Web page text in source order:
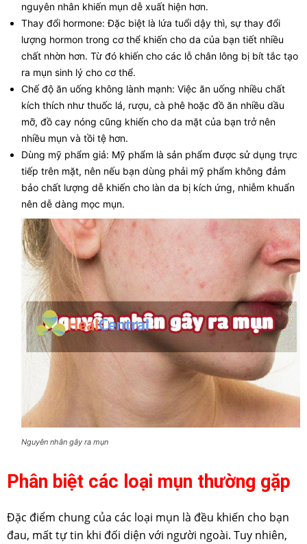
nguyên nhân khiến mụn dễ xuất hiện hơn.
Thay đổi hormone: Đặc biệt là lứa tuổi dậy thì, sự thay đổi
lượng hormon trong cơ thể khiến cho da của bạn tiết nhiều
chất nhờn hơn. Từ đó khiến cho các lỗ chân lông bị bít tắc tạo
ra mụn sinh lý cho cơ thể.
Chế độ ăn uống không lành mạnh: Việc ăn uống nhiều chất
kích thích như thuốc lá, rượu, cà phê hoặc đồ ăn nhiều dầu
mỡ, đồ cay nóng cũng khiến cho da mặt của bạn trở nên
nhiều mụn và tồi tệ hơn.
Dùng mỹ phẩm giả: Mỹ phẩm là sản phẩm được sử dụng trực
tiếp trên mặt, nên nếu bạn dùng phải mỹ phẩm không đảm
bảo chất lượng dễ khiến cho làn da bị kích ứng, nhiễm khuẩn
nên dễ dàng mọc mụn.
Nguyên nhân gây ra mụn
Phân biệt các loại mụn thường gặp
Đặc điểm chung của các loại mụn là đều khiến cho bạn
đau, mất tự tin khi đối diện với người ngoài. Tuy nhiên,